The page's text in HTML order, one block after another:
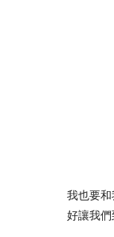
我也要
好讓我